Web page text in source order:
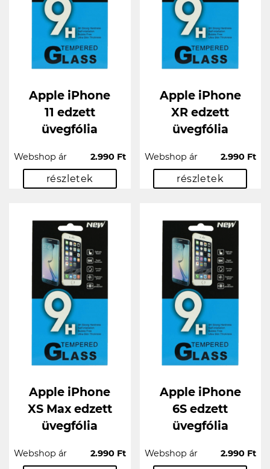
Apple iPhone
11 edzett
üvegfólia
Webshop ár 2.990 Ft
részletek
Apple iPhone
XR edzett
üvegfólia
Webshop ár 2.990 Ft
részletek
Apple iPhone
XS Max edzett
üvegfólia
Webshop ár 2.990 Ft
Apple iPhone
6S edzett
üvegfólia
Webshop ár 2.990 Ft